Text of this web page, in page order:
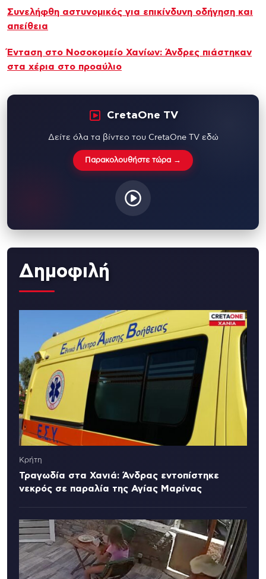
Συνελήφθη αστυνομικός για επικίνδυνη οδήγηση και
απείθεια
Ένταση στο Νοσοκομείο Χανίων: Άνδρες πιάστηκαν
στα χέρια στο προαύλιο
CretaOne TV
Δείτε όλα τα βίντεο του CretaOne TV εδώ
Παρακολουθήστε τώρα →
Δημοφιλή
Κρήτη
Τραγωδία στα Χανιά: Άνδρας εντοπίστηκε
νεκρός σε παραλία της Αγίας Μαρίνας